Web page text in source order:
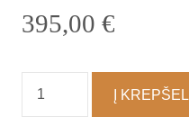
395,00 €
kiekis:
Auskarai
Į KREPŠELĮ